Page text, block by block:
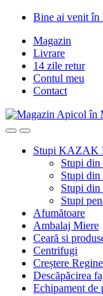
Skip
navigation
Skip
content
Bine ai venit în
Magazin
Livrare
14 zile retur
Contul meu
Contact
Stupi KAZAK
Stupi
Stupi
Stupi
Stupi
Afumătoare
Ambalaj Miere
Ceară si
Centrifugi
Creștere Regine
Descăpăcirea
Echipament de